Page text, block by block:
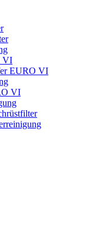
VI
EURO VI
VI